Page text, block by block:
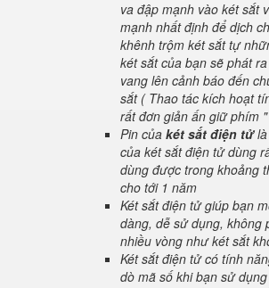
va đập mạnh vào két sắt
mạnh nhất định để dịch
khênh trộm két sắt tự
két sắt của bạn sẽ phát
vang lên cảnh báo đến
sắt ( Thao tác kích hoạt
rất đơn giản ấn giữ phím
Pin của két sắt điện tửlà
của két sắt điện tử dùng
dùng được trong khoảng
cho tới 1 năm
Két sắt điện tử giúp bạn
dàng, dễ sử dụng, không
nhiều vòng như két sắt
Két sắt điện tử có tính
dò mã số khi bạn sử